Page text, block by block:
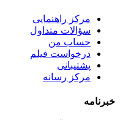
مرکز راهنمایی
سؤالات متداول
حساب من
درخواست فیلم
پشتیبانی
مرکز رسانه
خبرنامه